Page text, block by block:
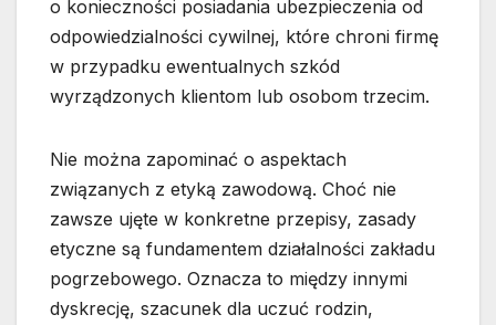
o konieczności posiadania ubezpieczenia od
odpowiedzialności cywilnej, które chroni firmę
w przypadku ewentualnych szkód
wyrządzonych klientom lub osobom trzecim.
Nie można zapominać o aspektach
związanych z etyką zawodową. Choć nie
zawsze ujęte w konkretne przepisy, zasady
etyczne są fundamentem działalności zakładu
pogrzebowego. Oznacza to między innymi
dyskrecję, szacunek dla uczuć rodzin,